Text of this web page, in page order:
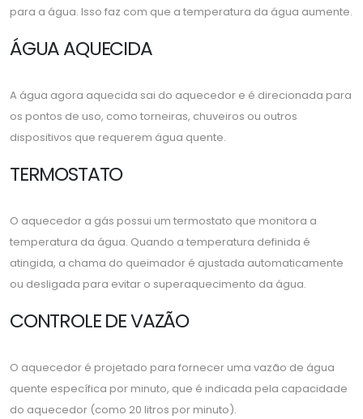
para a água. Isso faz com que a temperatura da água aumente.
ÁGUA AQUECIDA
A água agora aquecida sai do aquecedor e é direcionada para
os pontos de uso, como torneiras, chuveiros ou outros
dispositivos que requerem água quente.
TERMOSTATO
O aquecedor a gás possui um termostato que monitora a
temperatura da água. Quando a temperatura definida é
atingida, a chama do queimador é ajustada automaticamente
ou desligada para evitar o superaquecimento da água.
CONTROLE DE VAZÃO
O aquecedor é projetado para fornecer uma vazão de água
quente específica por minuto, que é indicada pela capacidade
do aquecedor (como 20 litros por minuto).